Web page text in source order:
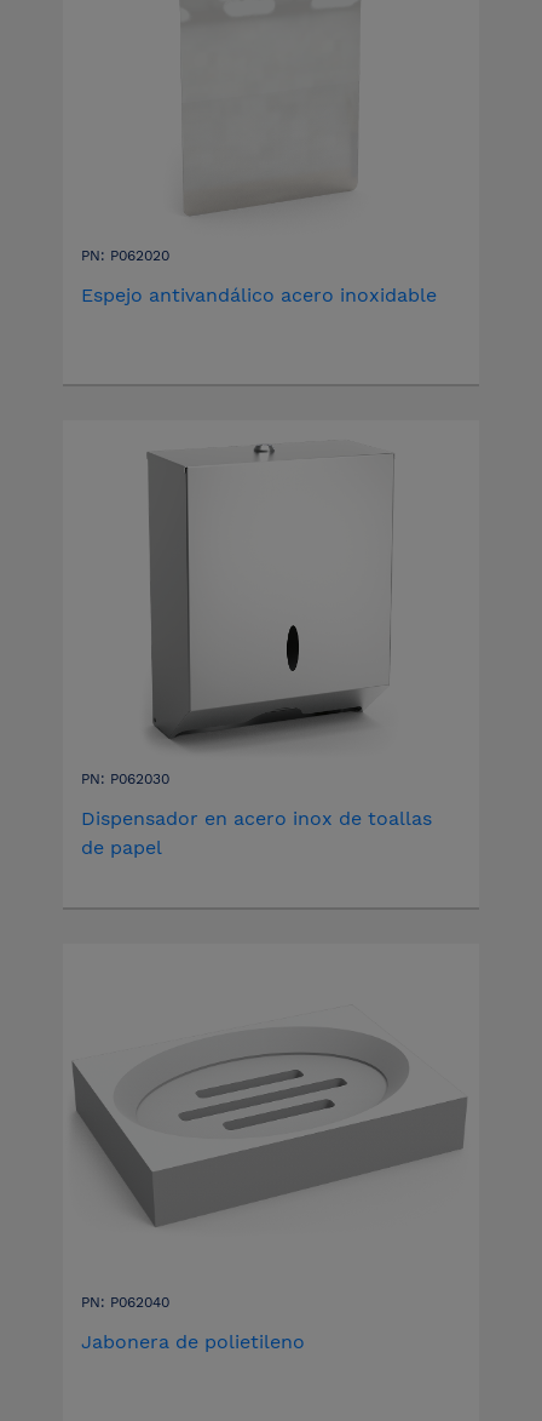
PN: P062020
Espejo antivandálico acero inoxidable
PN: P062030
Dispensador en acero inox de toallas
de papel
PN: P062040
Jabonera de polietileno